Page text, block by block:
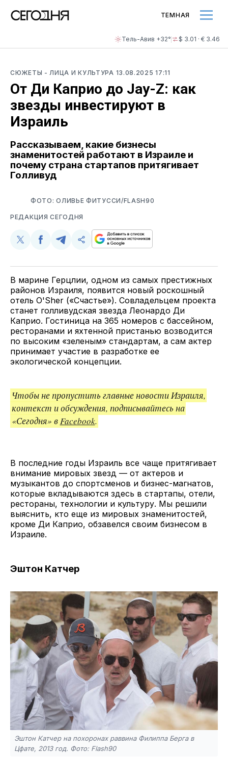
Тель-Авив +32° $ 3.01 · € 3.46
ТЕМНАЯ
СЮЖЕТЫ - ЛИЦА И КУЛЬТУРА 13.08.2025 17:11
От Ди Каприо до Jay-Z: как
звезды инвестируют в
Израиль
Рассказываем, какие бизнесы
знаменитостей работают в Израиле и
почему страна стартапов притягивает
Голливуд
ФОТО: ОЛИВЬЕ ФИТУССИ/FLASH90
РЕДАКЦИЯ СЕГОДНЯ
Поделиться
Twitter
Поделиться
Facebook
Поделиться
Telegram
Скопируйте
поделитесь
В марине Герцлии, одном из самых престижных
районов Израиля, появится новый роскошный
отель O'Sher («Счастье»). Совладельцем проекта
станет голливудская звезда Леонардо Ди
Каприо. Гостиница на 365 номеров с бассейном,
ресторанами и яхтенной пристанью возводится
по высоким «зеленым» стандартам, а сам актер
принимает участие в разработке ее
экологической концепции.
Чтобы не пропустить главные новости Израиля,
контекст и обсуждения, подписывайтесь на
«Сегодня» вFacebook.
В последние годы Израиль все чаще притягивает
внимание мировых звезд — от актеров и
музыкантов до спортсменов и бизнес-магнатов,
которые вкладываются здесь в стартапы, отели,
рестораны, технологии и культуру. Мы решили
выяснить, кто еще из мировых знаменитостей,
кроме Ди Каприо, обзавелся своим бизнесом в
Израиле.
Эштон Катчер
Эштон Катчер на похоронах раввина Филиппа Берга в
Цфате, 2013 год. Фото: Flash90